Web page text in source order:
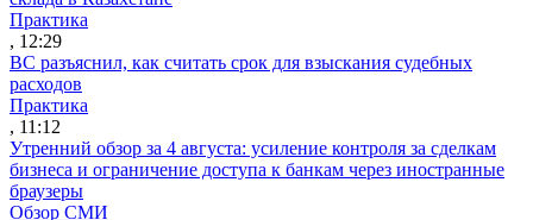
Практика
, 12:29
ВС разъяснил, как считать срок для взыскания судебных
расходов
Практика
, 11:12
Утренний обзор за 4 августа: усиление контроля за сделкам
бизнеса и ограничение доступа к банкам через иностранные
браузеры
Обзор СМИ